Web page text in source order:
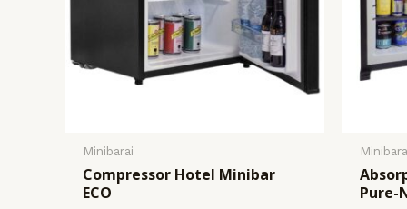
Minibarai
Compressor Hotel Minibar
ECO
Pure-